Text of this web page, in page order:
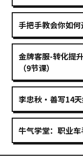
手把手教会你如
金牌客服-转化提
（9节课）
李忠秋·善写14
牛气学堂：职业